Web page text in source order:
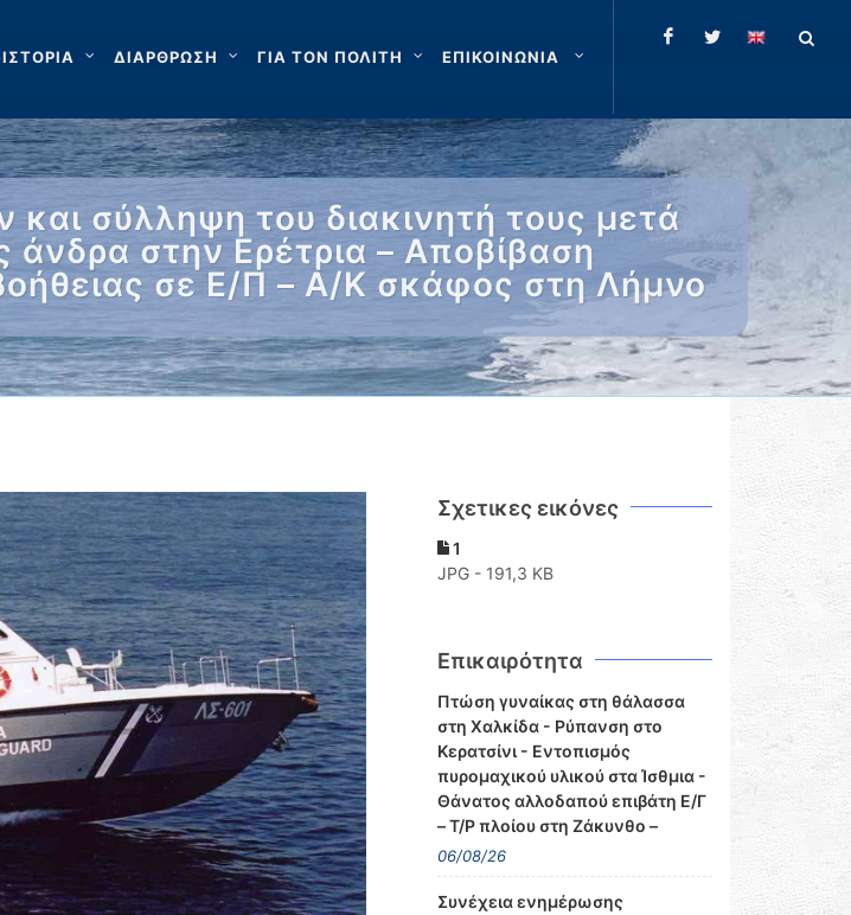
ΔΙΑΡΘΡΩΣΗ ΓΙΑ ΤΟΝ ΠΟΛΙΤΗ ΕΠΙΚΟΙΝΩΝΙΑ
σύλληψη του διακινητή τους μετά
στην Ερέτρια – Αποβίβαση
σε Ε/Π – Α/Κ σκάφος στη Λήμνο
Σχετικες εικόνες
1
JPG - 191,3 KB
Επικαιρότητα
Πτώση γυναίκας στη θάλασσα
στη Χαλκίδα - Ρύπανση στο
Κερατσίνι - Εντοπισμός
πυρομαχικού υλικού στα Ίσθμια -
Θάνατος αλλοδαπού επιβάτη Ε/Γ
– Τ/Ρ πλοίου στη Ζάκυνθο –
06/08/26
Συνέχεια ενημέρωσης